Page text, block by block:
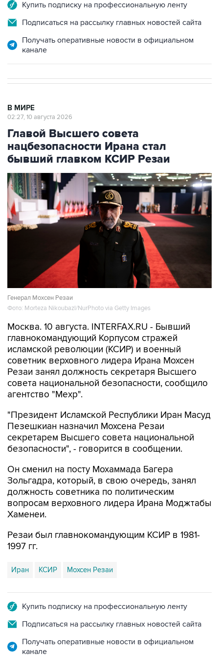
Подписаться на рассылку главных новостей сайта
Получать оперативные новости в официальном
Главой Высшего совета
нацбезопасности Ирана стал
бывший главком КСИР Резаи
Генерал Мохсен Резаи
Фото: Morteza Nikoubazl/NurPhoto via Getty Images
Москва. 10 августа. INTERFAX.RU - Бывший
исламской революции (КСИР) и военный
советник верховного лидера Ирана Мохсен
Резаи занял должность секретаря Высшего
совета национальной безопасности, сообщило
агентство "Мехр".
"Президент Исламской Республики Иран Масуд
секретарем Высшего совета национальной
безопасности", - говорится в сообщении.
Он сменил на посту Мохаммада Багера
должность советника по политическим
вопросам верховного лидера Ирана Моджтабы
Хаменеи.
Резаи был главнокомандующим КСИР в 1981-
Иран
Подписаться на рассылку главных новостей сайта
Получать оперативные новости в официальном